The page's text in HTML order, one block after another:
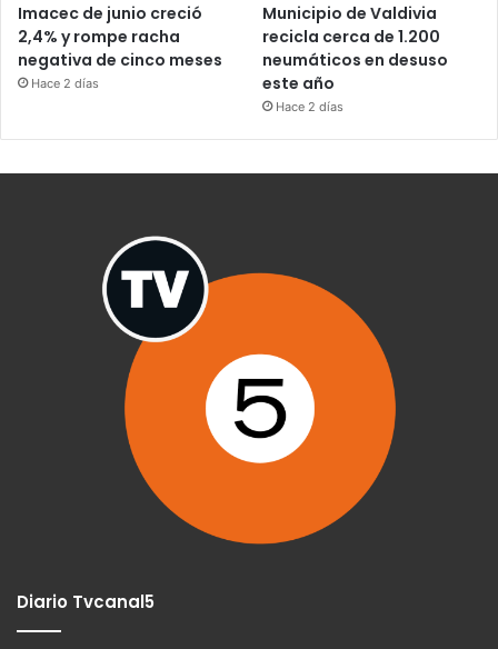
Imacec de junio creció
2,4% y rompe racha
negativa de cinco meses
Hace 2 días
Municipio de Valdivia
recicla cerca de 1.200
neumáticos en desuso
este año
Hace 2 días
Diario Tvcanal5